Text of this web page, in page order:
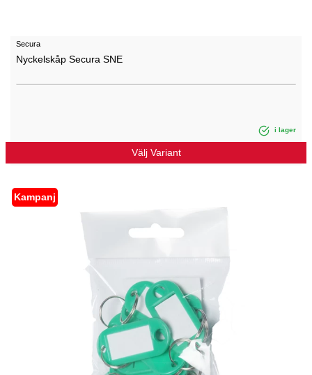
Secura
Nyckelskåp Secura SNE
i lager
Välj Variant
Kampanj